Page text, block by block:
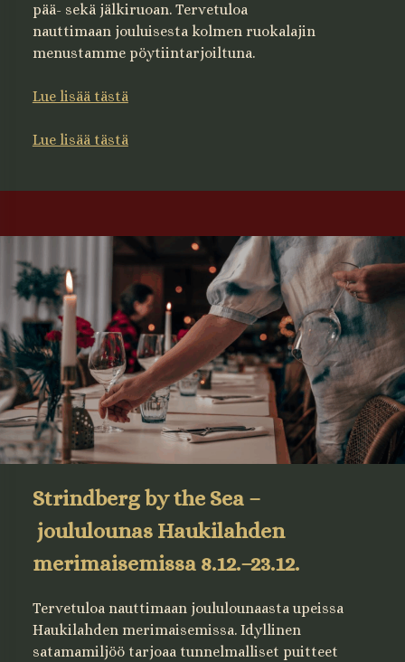
pää- sekä jälkiruoan. Tervetuloa
nauttimaan jouluisesta kolmen ruokalajin
menustamme pöytiintarjoiltuna.
Lue lisää tästä
Lue lisää tästä
Strindberg by the Sea –
joululounas Haukilahden
merimaisemissa8.12.–23.12.
Tervetuloa nauttimaan joululounaasta upeissa
Haukilahden merimaisemissa. Idyllinen
satamamiljöö tarjoaa tunnelmalliset puitteet